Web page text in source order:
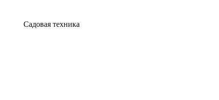
Садовая техника